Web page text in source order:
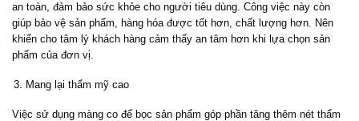
an toàn, đảm bảo sức khỏe cho người tiêu dùng. Công việc này còn
giúp bảo vệ sản phẩm, hàng hóa được tốt hơn, chất lượng hơn. Nên
khiến cho tâm lý khách hàng cảm thấy an tâm hơn khi lựa chọn sản
phẩm của đơn vị.
Mang lại thẩm mỹ cao
Việc sử dụng màng co để bọc sản phẩm góp phần tăng thêm nét thẩm